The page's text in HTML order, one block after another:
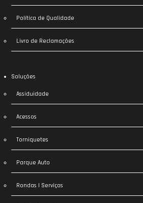
Política de Qualidade
Livro de Reclamações
Soluções
Assiduidade
Acessos
Torniquetes
Parque Auto
Rondas | Serviços